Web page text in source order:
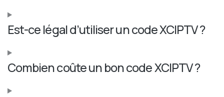
Est-ce légal d’utiliser un code XCIPTV ?
Combien coûte un bon code XCIPTV ?